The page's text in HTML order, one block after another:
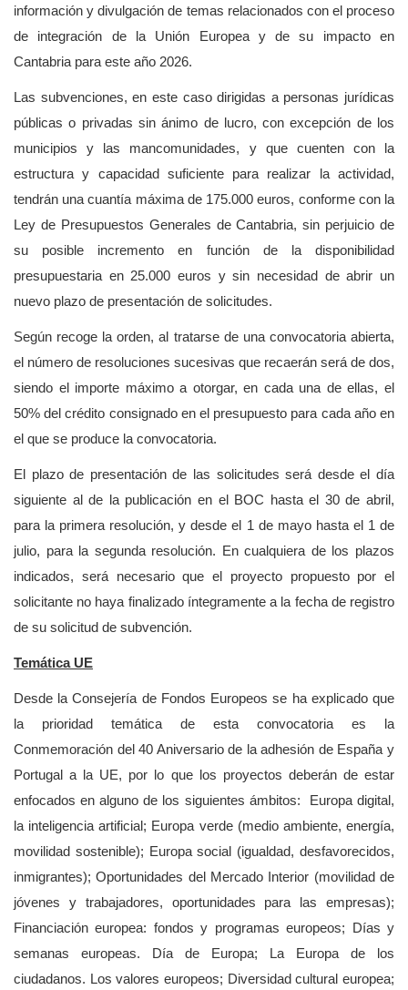
información y divulgación de temas relacionados con el proceso
de integración de la Unión Europea y de su impacto en
Cantabria para este año 2026.
Las subvenciones, en este caso dirigidas a personas jurídicas
públicas o privadas sin ánimo de lucro, con excepción de los
municipios y las mancomunidades, y que cuenten con la
estructura y capacidad suficiente para realizar la actividad,
tendrán una cuantía máxima de 175.000 euros, conforme con la
Ley de Presupuestos Generales de Cantabria, sin perjuicio de
su posible incremento en función de la disponibilidad
presupuestaria en 25.000 euros y sin necesidad de abrir un
nuevo plazo de presentación de solicitudes.
Según recoge la orden, al tratarse de una convocatoria abierta,
el número de resoluciones sucesivas que recaerán será de dos,
siendo el importe máximo a otorgar, en cada una de ellas, el
50% del crédito consignado en el presupuesto para cada año en
el que se produce la convocatoria.
El plazo de presentación de las solicitudes será desde el día
siguiente al de la publicación en el BOC hasta el 30 de abril,
para la primera resolución, y desde el 1 de mayo hasta el 1 de
julio, para la segunda resolución. En cualquiera de los plazos
indicados, será necesario que el proyecto propuesto por el
solicitante no haya finalizado íntegramente a la fecha de registro
de su solicitud de subvención.
Temática UE
Desde la Consejería de Fondos Europeos se ha explicado que
la prioridad temática de esta convocatoria es la
Conmemoración del 40 Aniversario de la adhesión de España y
Portugal a la UE, por lo que los proyectos deberán de estar
enfocados en alguno de los siguientes ámbitos: Europa digital,
la inteligencia artificial; Europa verde (medio ambiente, energía,
movilidad sostenible); Europa social (igualdad, desfavorecidos,
inmigrantes); Oportunidades del Mercado Interior (movilidad de
jóvenes y trabajadores, oportunidades para las empresas);
Financiación europea: fondos y programas europeos; Días y
semanas europeas. Día de Europa; La Europa de los
ciudadanos. Los valores europeos; Diversidad cultural europea;